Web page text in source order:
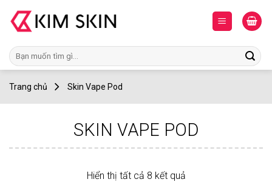
Skip
Tìm
kiếm:
Trang chủ Skin Vape Pod
SKIN VAPE POD
Hiển thị tất cả 8 kết quả